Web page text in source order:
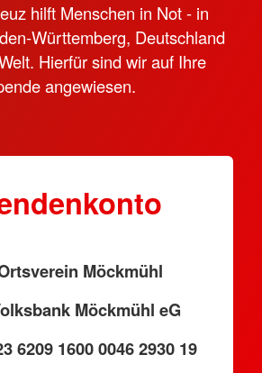
hilft Menschen in Not - in
Württemberg, Deutschland
Hierfür sind wir auf Ihre
angewiesen.
Möckmühl
Möckmühl eG
6209 1600 0046 2930 19